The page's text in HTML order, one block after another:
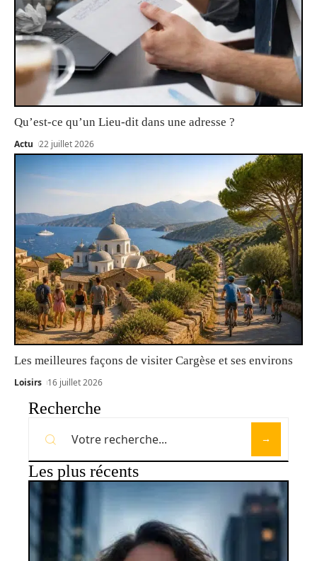
Qu’est-ce qu’un Lieu-dit dans une adresse ?
Actu 22 juillet 2026
Les meilleures façons de visiter Cargèse et ses environs
Loisirs 16 juillet 2026
Recherche
Les plus récents